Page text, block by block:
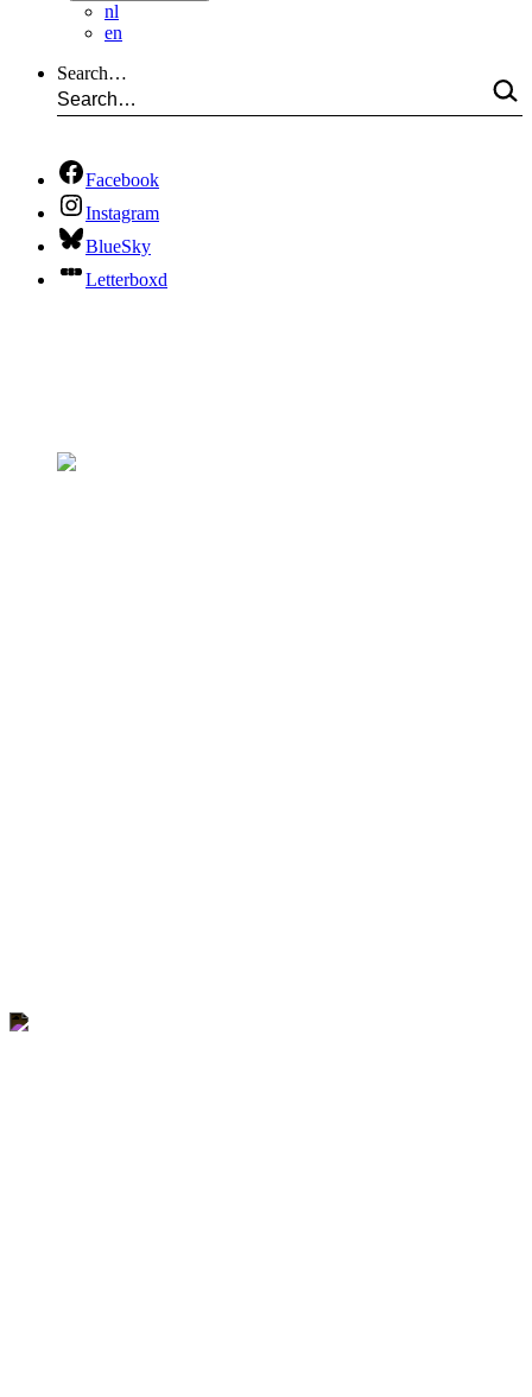
nl
en
Search…
Facebook
Instagram
BlueSky
Letterboxd